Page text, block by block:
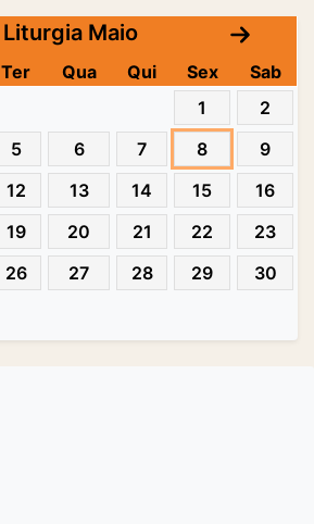
Liturgia Maio
Ter Qua Qui Sex
Sab
1
2
5 6 7 8
9
12 13 14 15
16
19 20 21 22
23
26 27 28 29
30